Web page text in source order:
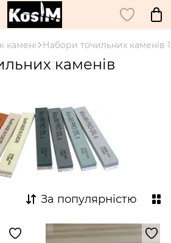
камені Набори точильних каменів
каменів
За популярністю